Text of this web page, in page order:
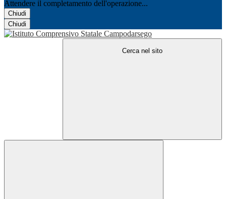
Attendere il completamento dell'operazione...
Chiudi
Chiudi
Cerca nel sito